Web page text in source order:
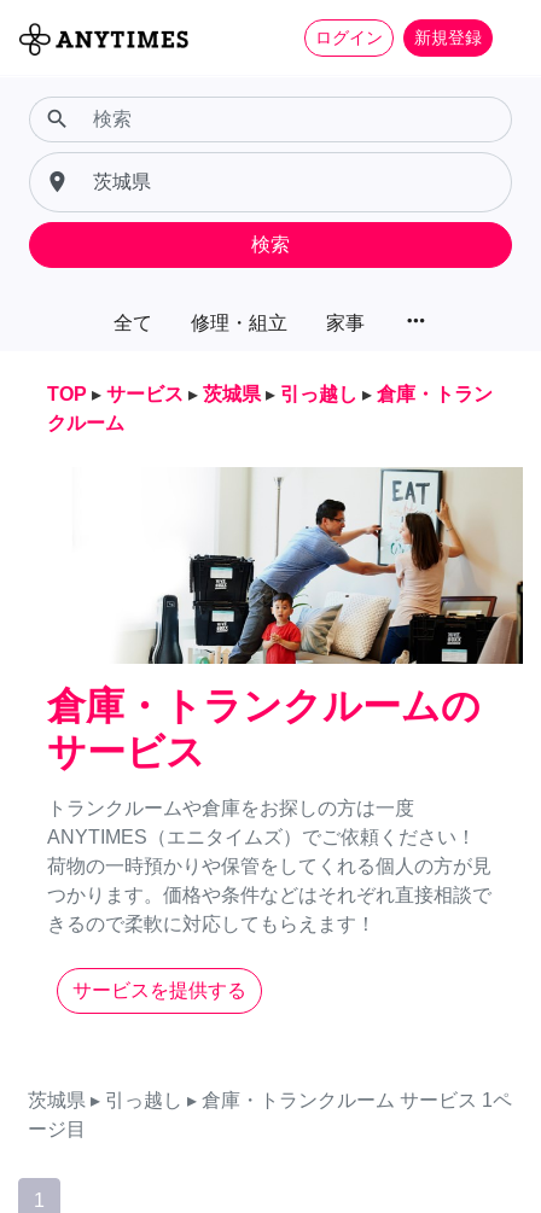
ログイン 新規登録
全て 修理・組立 家事 more_horiz
search
place
検索
TOP ▸ サービス ▸ 茨城県 ▸ 引っ越し ▸ 倉庫・トラン
クルーム
倉庫・トランクルームの
サービス
トランクルームや倉庫をお探しの方は一度
ANYTIMES（エニタイムズ）でご依頼ください！
荷物の一時預かりや保管をしてくれる個人の方が見
つかります。価格や条件などはそれぞれ直接相談で
きるので柔軟に対応してもらえます！
サービスを提供する
茨城県 ▸ 引っ越し ▸ 倉庫・トランクルーム サービス 1ペ
ージ目
1